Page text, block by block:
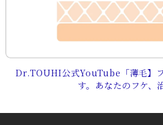
Dr.TOUHI公式YouTube「薄毛】
す。あなたのフケ、